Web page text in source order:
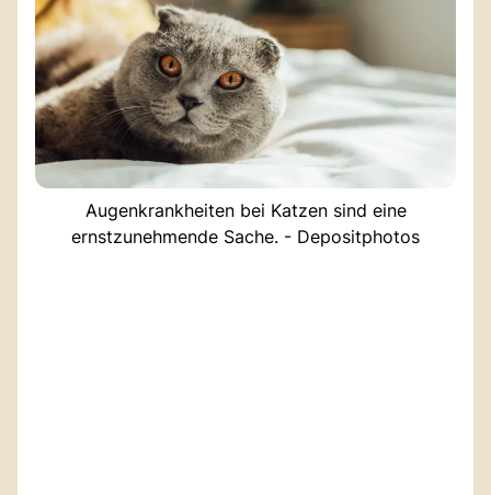
Augenkrankheiten bei Katzen sind eine
ernstzunehmende Sache. - Depositphotos